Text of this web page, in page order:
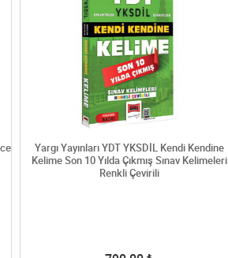
Yargı Yayınları YDT YKSDİL Kendi Kendine
Kelime Son 10 Yılda Çıkmış Sınav Kelimeleri
Renkli Çevirili